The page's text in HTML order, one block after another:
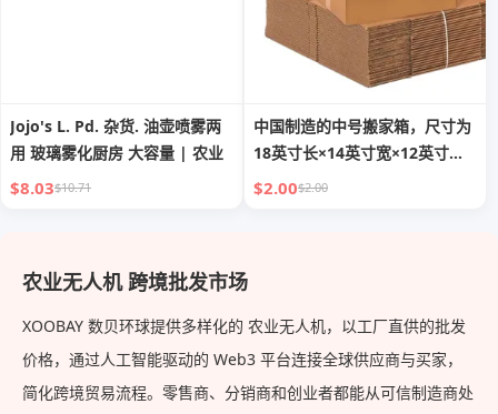
Jojo's L. Pd. 杂货. 油壶喷雾两
用 玻璃雾化厨房 大容量 | 农业
$8.03$10.71
中国制造的中号搬家箱，尺寸为
18英寸长×14英寸宽×12英寸
高，10个装｜瓦楞纸板，农业用
$2.00$2.00
农业无人机 跨境批发市场
XOOBAY 数贝环球提供多样化的 农业无人机，以工厂直供的批发
价格，通过人工智能驱动的 Web3 平台连接全球供应商与买家，
简化跨境贸易流程。零售商、分销商和创业者都能从可信制造商处